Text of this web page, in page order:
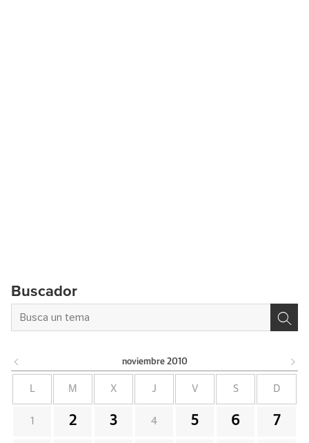
Buscador
noviembre 2010
L M X J V S D
1 2 3 4 5 6 7